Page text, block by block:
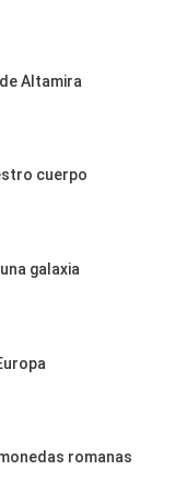
Altamira
cuerpo
galaxia
romanas